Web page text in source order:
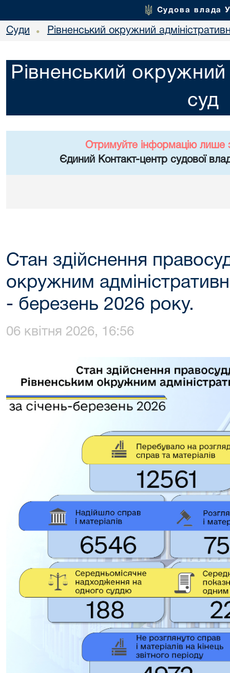
Судова влада
Суди • Рівненський окружний
Рівненський окружний
суд
Отримуйте інформацію лише
Єдиний Контакт-центр судової
Стан здійснення
окружним
- березень 2026 року.
06 квітня 2026, 16:56